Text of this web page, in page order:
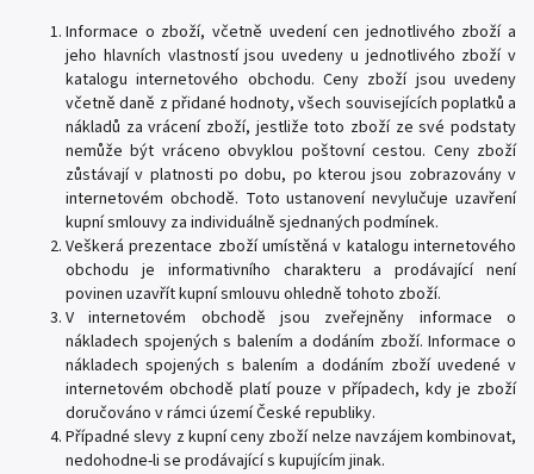
Informace o zboží, včetně uvedení cen jednotlivého zboží a
jeho hlavních vlastností jsou uvedeny u jednotlivého zboží v
katalogu internetového obchodu. Ceny zboží jsou uvedeny
včetně daně z přidané hodnoty, všech souvisejících poplatků a
nákladů za vrácení zboží, jestliže toto zboží ze své podstaty
nemůže být vráceno obvyklou poštovní cestou. Ceny zboží
zůstávají v platnosti po dobu, po kterou jsou zobrazovány v
internetovém obchodě. Toto ustanovení nevylučuje uzavření
kupní smlouvy za individuálně sjednaných podmínek.
Veškerá prezentace zboží umístěná v katalogu internetového
obchodu je informativního charakteru a prodávající není
povinen uzavřít kupní smlouvu ohledně tohoto zboží.
V internetovém obchodě jsou zveřejněny informace o
nákladech spojených s balením a dodáním zboží. Informace o
nákladech spojených s balením a dodáním zboží uvedené v
internetovém obchodě platí pouze v případech, kdy je zboží
doručováno v rámci území České republiky.
Případné slevy z kupní ceny zboží nelze navzájem kombinovat,
nedohodne-li se prodávající s kupujícím jinak.